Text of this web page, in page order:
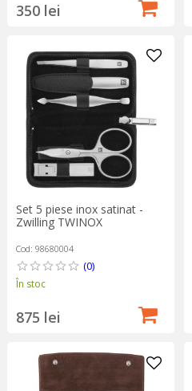
350 lei
Set 5 piese inox satinat -
Zwilling TWINOX
Cod: 98680004
(0)
În stoc
875 lei